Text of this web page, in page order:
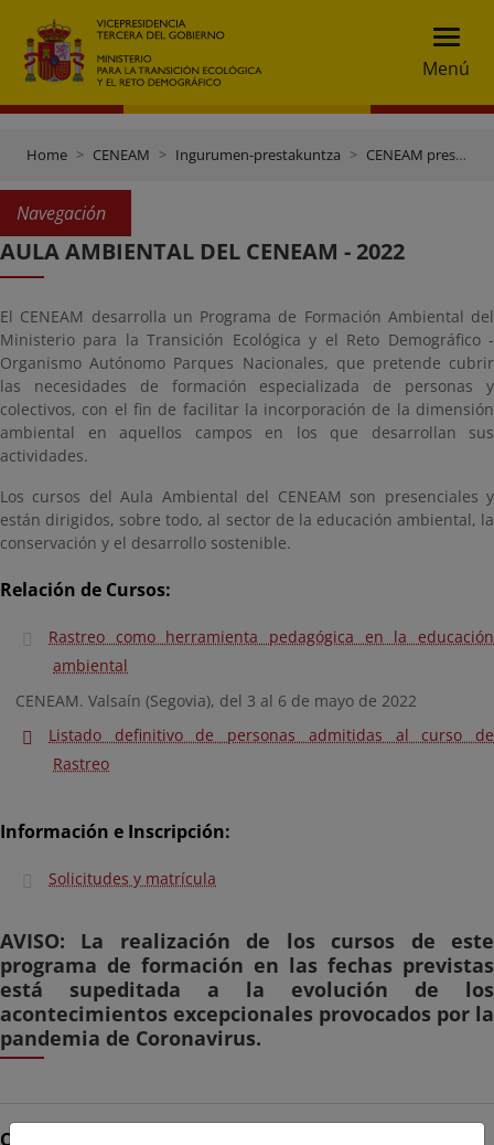
Menú
Home CENEAM Ingurumen-prestakuntza CENEAM prestakuntza
Navegación
AULA AMBIENTAL DEL CENEAM - 2022
El CENEAM desarrolla un Programa de Formación Ambiental del
Ministerio para la Transición Ecológica y el Reto Demográfico -
Organismo Autónomo Parques Nacionales, que pretende cubrir
las necesidades de formación especializada de personas y
colectivos, con el fin de facilitar la incorporación de la dimensión
ambiental en aquellos campos en los que desarrollan sus
actividades.
Los cursos del Aula Ambiental del CENEAM son presenciales y
están dirigidos, sobre todo, al sector de la educación ambiental, la
conservación y el desarrollo sostenible.
Relación de Cursos:
Rastreo como herramienta pedagógica en la educación
ambiental
CENEAM. Valsaín (Segovia), del 3 al 6 de mayo de 2022
Listado definitivo de personas admitidas al curso de
Rastreo
Información e Inscripción:
Solicitudes y matrícula
AVISO: La realización de los cursos de este
programa de formación en las fechas previstas
está supeditada a la evolución de los
acontecimientos excepcionales provocados por la
pandemia de Coronavirus.
Cómo acceder al CENEAM